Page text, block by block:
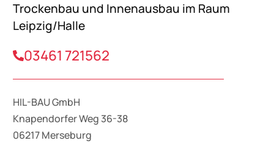
Trockenbau und Innenausbau im Raum
Leipzig/Halle
03461 721562
HIL-BAU GmbH
Knapendorfer Weg 36-38
06217 Merseburg